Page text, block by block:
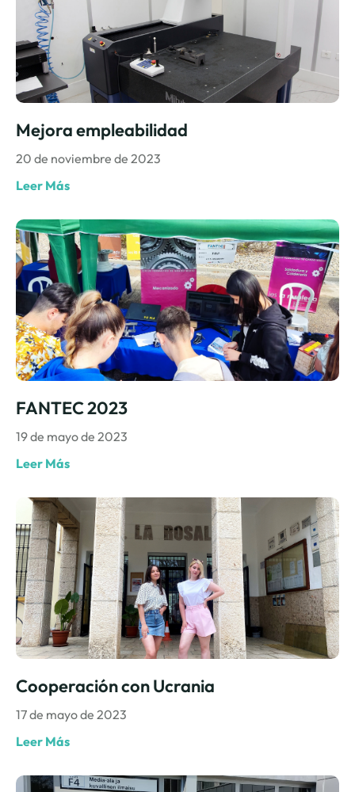
Mejora empleabilidad
20 de noviembre de 2023
Leer Más
FANTEC 2023
19 de mayo de 2023
Leer Más
Cooperación con Ucrania
17 de mayo de 2023
Leer Más